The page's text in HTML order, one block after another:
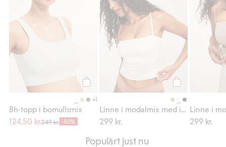
Köp
+1
Bh-topp i bomullsmix
124,50 kr.249 kr. -50%
299 kr.
299 kr.
Populärt just nu